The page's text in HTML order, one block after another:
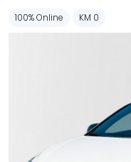
100% Online KM 0